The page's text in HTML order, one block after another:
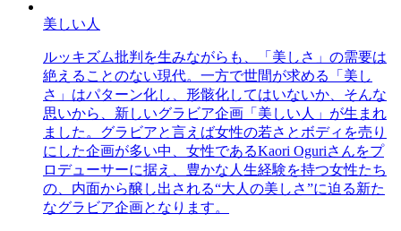
美しい人
ルッキズム批判を生みながらも、「美しさ」の需要は
絶えることのない現代。一方で世間が求める「美し
さ」はパターン化し、形骸化してはいないか、そんな
思いから、新しいグラビア企画「美しい人」が生まれ
ました。グラビアと言えば女性の若さとボディを売り
にした企画が多い中、女性であるKaori Oguriさんをプ
ロデューサーに据え、豊かな人生経験を持つ女性たち
の、内面から醸し出される“大人の美しさ”に迫る新た
なグラビア企画となります。